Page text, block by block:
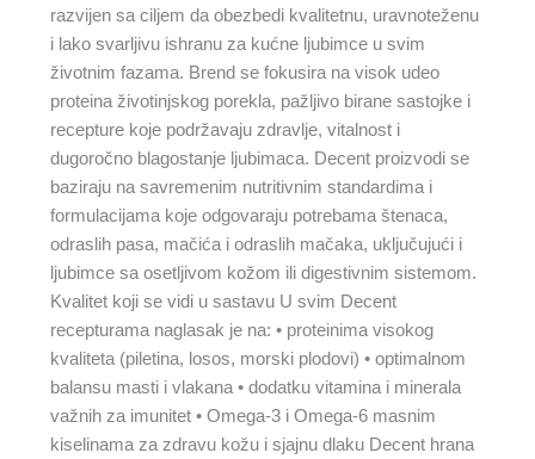
razvijen sa ciljem da obezbedi kvalitetnu, uravnoteženu
i lako svarljivu ishranu za kućne ljubimce u svim
životnim fazama. Brend se fokusira na visok udeo
proteina životinjskog porekla, pažljivo birane sastojke i
recepture koje podržavaju zdravlje, vitalnost i
dugoročno blagostanje ljubimaca. Decent proizvodi se
baziraju na savremenim nutritivnim standardima i
formulacijama koje odgovaraju potrebama štenaca,
odraslih pasa, mačića i odraslih mačaka, uključujući i
ljubimce sa osetljivom kožom ili digestivnim sistemom.
Kvalitet koji se vidi u sastavu U svim Decent
recepturama naglasak je na: • proteinima visokog
kvaliteta (piletina, losos, morski plodovi) • optimalnom
balansu masti i vlakana • dodatku vitamina i minerala
važnih za imunitet • Omega-3 i Omega-6 masnim
kiselinama za zdravu kožu i sjajnu dlaku Decent hrana